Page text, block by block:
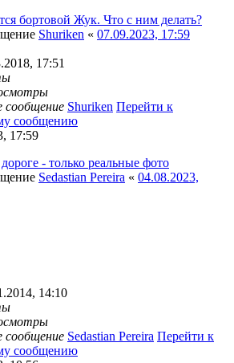
бортовой Жук. Что с ним делать?
Shuriken « 07.09.2023, 17:59
17:51
сообщение Shuriken Перейти к
сообщению
17:59
- только реальные фото
Sedastian Pereira « 04.08.2023,
14:10
сообщение Sedastian Pereira Перейти к
сообщению